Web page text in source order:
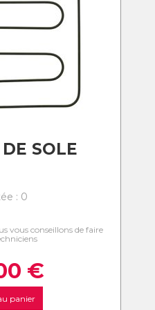
SOLE
: 0
vous conseillons de faire
€
panier